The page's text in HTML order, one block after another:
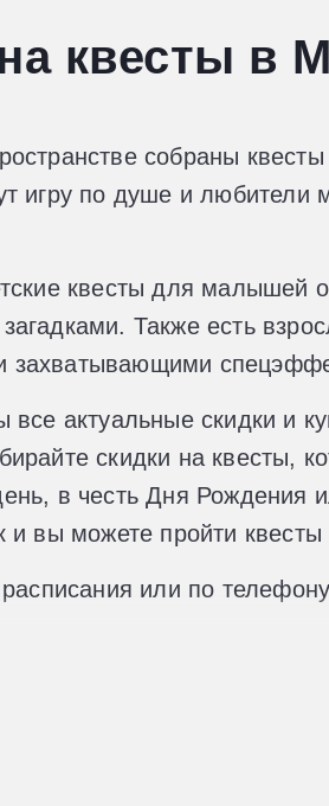
квесты в
собраны
игру по душе и любители
квесты для малышей
Также есть
захватывающими
все актуальные скидки и
скидки на квесты,
в честь Дня Рождения
и вы можете пройти квесты
расписания или по